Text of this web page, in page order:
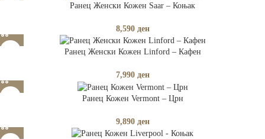
Ранец Женски Кожен Saar – Коњак
8,590 ден
Ранец Женски Кожен Linford – Кафен
7,990 ден
Ранец Кожен Vermont – Црн
9,890 ден